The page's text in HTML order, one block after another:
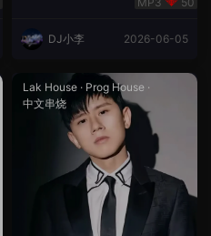
DJ小李 2026-06-05
Lak House · Prog House ·
中文串烧